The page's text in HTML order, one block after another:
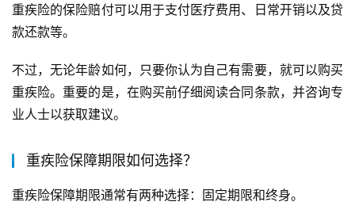
重疾险的保险赔付可以用于支付医疗费用、日常开销以及贷
款还款等。
不过，无论年龄如何，只要你认为自己有需要，就可以购买
重疾险。重要的是，在购买前仔细阅读合同条款，并咨询专
业人士以获取建议。
重疾险保障期限如何选择？
重疾险保障期限通常有两种选择：固定期限和终身。